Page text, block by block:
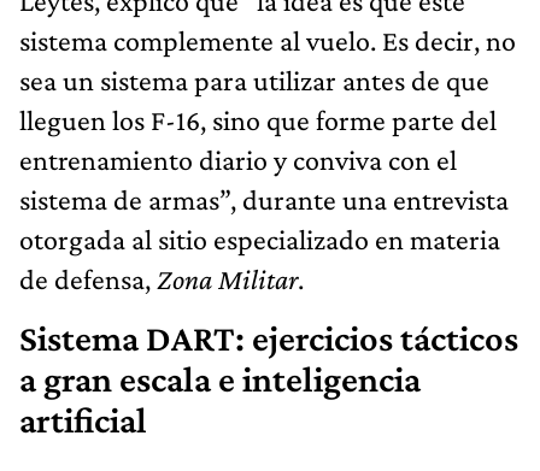
sistema complemente al vuelo. Es decir, no
sea un sistema para utilizar antes de que
lleguen los F-16, sino que forme parte del
entrenamiento diario y conviva con el
sistema de armas”, durante una entrevista
otorgada al sitio especializado en materia
de defensa, Zona Militar.
Sistema DART: ejercicios tácticos
a gran escala e inteligencia
artificial